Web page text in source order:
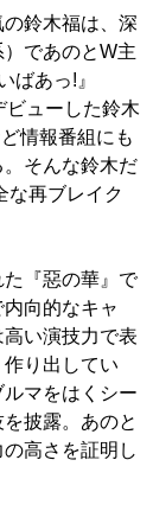
鈴木福は、深
であのとW主
ばあっ!』
ビューした鈴木
情報番組にも
そんな鈴木だ
な再ブレイク
『惡の華』で
向的なキャ
い演技力で表
り出してい
マをはくシー
披露。あのと
高さを証明し